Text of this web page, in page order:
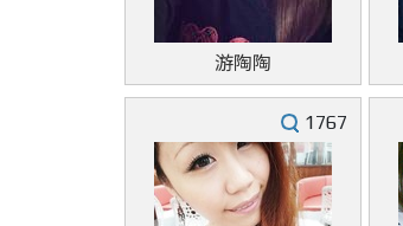
游陶陶
1767